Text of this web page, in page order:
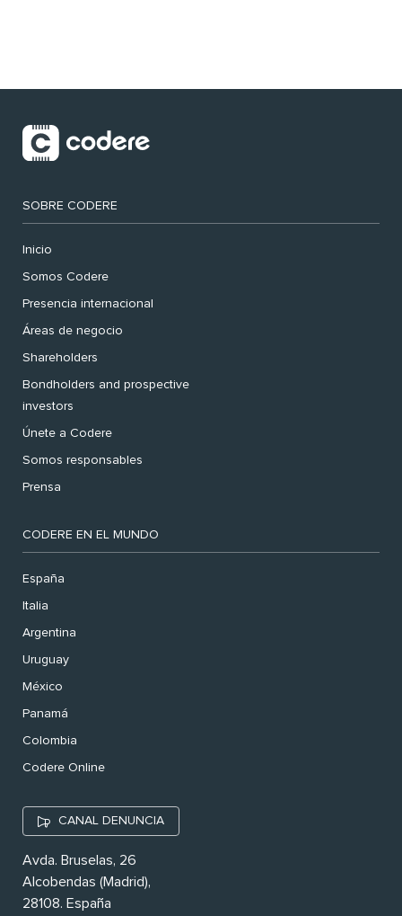
SOBRE CODERE
Inicio
Somos Codere
Presencia internacional
Áreas de negocio
Shareholders
Bondholders and prospective
investors
Únete a Codere
Somos responsables
Prensa
CODERE EN EL MUNDO
España
Italia
Argentina
Uruguay
México
Panamá
Colombia
Codere Online
CANAL DENUNCIA
Avda. Bruselas, 26
Alcobendas (Madrid),
28108. España